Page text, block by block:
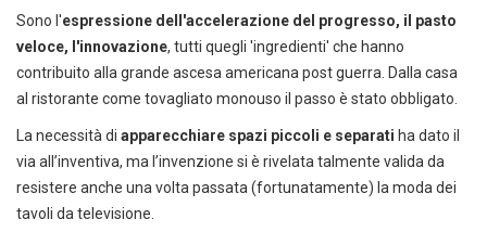
Sono l'espressione dell'accelerazione del progresso, il pasto
veloce, l'innovazione, tutti quegli 'ingredienti' che hanno
contribuito alla grande ascesa americana post guerra. Dalla casa
al ristorante come tovagliato monouso il passo è stato obbligato.
La necessità di apparecchiare spazi piccoli e separati ha dato il
via all’inventiva, ma l’invenzione si è rivelata talmente valida da
resistere anche una volta passata (fortunatamente) la moda dei
tavoli da televisione.